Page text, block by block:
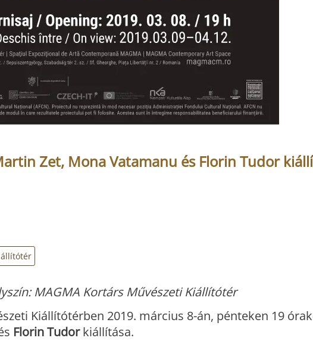
Zet, Mona Vatamanu és Florin Tudor
MAGMA Kortárs Művészeti Kiállítótér
Kiállítótérben 2019. március 8-án, pénteken 19
Florin Tudorkiállítása.